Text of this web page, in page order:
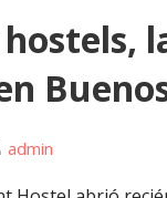
admin